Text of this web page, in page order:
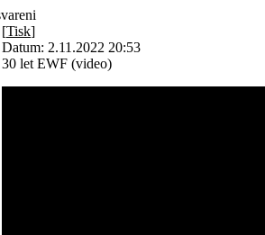
[Tisk]
Datum: 2.11.2022 20:53
30 let EWF (video)